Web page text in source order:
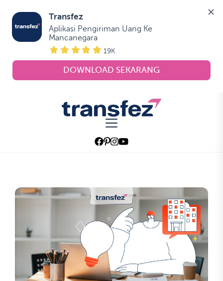
Transfez
Aplikasi Pengiriman Uang Ke
Mancanegara
19K
DOWNLOAD SEKARANG
Transfez